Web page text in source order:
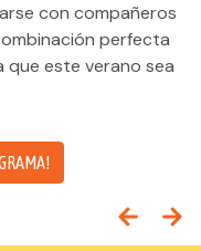
con compañeros
perfecta
que este verano sea